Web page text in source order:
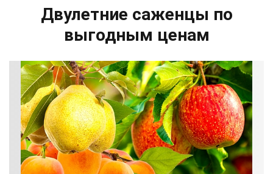
Двулетние саженцы по
выгодным ценам